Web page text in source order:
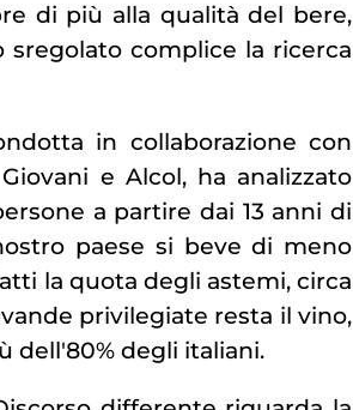
di più alla qualità del bere,
complice la ricerca
in collaborazione con
e Alcol, ha analizzato
a partire dai 13 anni di
paese si beve di meno
la quota degli astemi, circa
privilegiate resta il vino,
dell'80% degli italiani.